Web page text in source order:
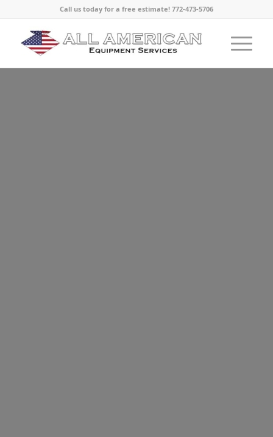
Call us today for a free estimate! 772-473-5706